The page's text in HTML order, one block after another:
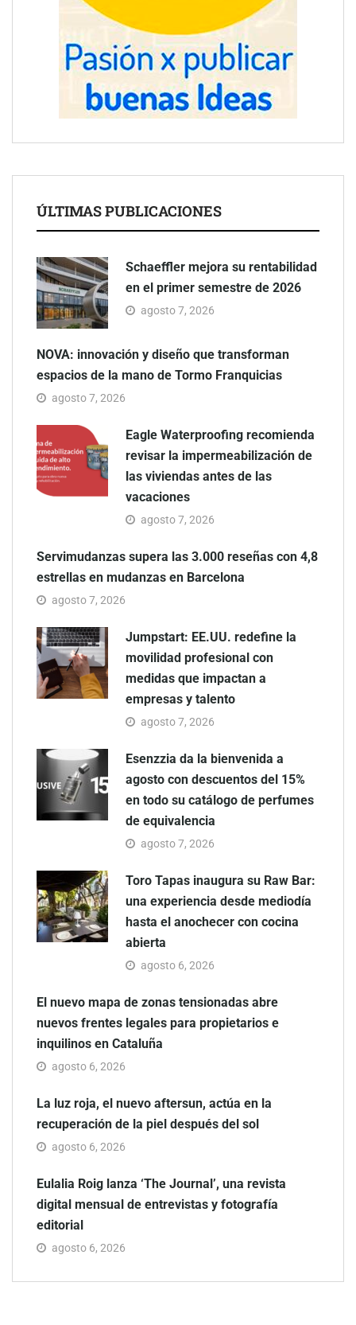
ÚLTIMAS PUBLICACIONES
Schaeffler mejora su rentabilidad
en el primer semestre de 2026
agosto 7, 2026
NOVA: innovación y diseño que transforman
espacios de la mano de Tormo Franquicias
agosto 7, 2026
Eagle Waterproofing recomienda
revisar la impermeabilización de
las viviendas antes de las
vacaciones
agosto 7, 2026
Servimudanzas supera las 3.000 reseñas con 4,8
estrellas en mudanzas en Barcelona
agosto 7, 2026
Jumpstart: EE.UU. redefine la
movilidad profesional con
medidas que impactan a
empresas y talento
agosto 7, 2026
Esenzzia da la bienvenida a
agosto con descuentos del 15%
en todo su catálogo de perfumes
de equivalencia
agosto 7, 2026
Toro Tapas inaugura su Raw Bar:
una experiencia desde mediodía
hasta el anochecer con cocina
abierta
agosto 6, 2026
El nuevo mapa de zonas tensionadas abre
nuevos frentes legales para propietarios e
inquilinos en Cataluña
agosto 6, 2026
La luz roja, el nuevo aftersun, actúa en la
recuperación de la piel después del sol
agosto 6, 2026
Eulalia Roig lanza ‘The Journal’, una revista
digital mensual de entrevistas y fotografía
editorial
agosto 6, 2026